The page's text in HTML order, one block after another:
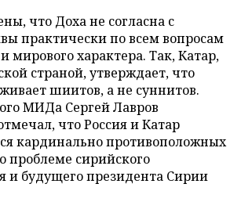
что Доха не согласна с
практически по всем вопросам
мирового характера. Так, Катар,
страной, утверждает, что
шиитов, а не суннитов.
МИДа Сергей Лавров
что Россия и Катар
кардинально противоположных
проблеме сирийского
и будущего президента Сирии